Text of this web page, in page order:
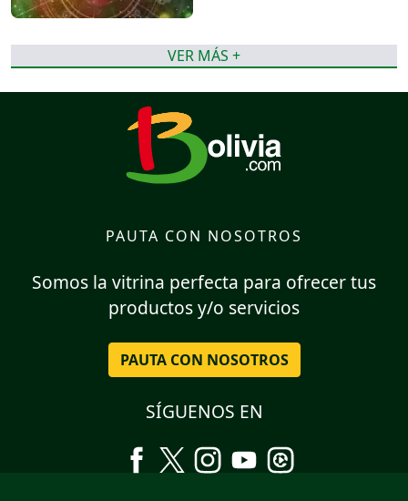
VER MÁS +
PAUTA CON NOSOTROS
Somos la vitrina perfecta para ofrecer tus
productos y/o servicios
PAUTA CON NOSOTROS
SÍGUENOS EN